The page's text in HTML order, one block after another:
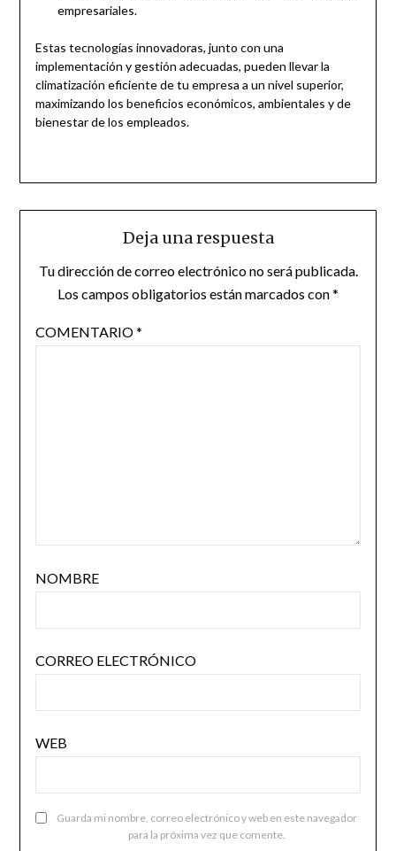
empresariales.
Estas tecnologías innovadoras, junto con una
implementación y gestión adecuadas, pueden llevar la
climatización eficiente de tu empresa a un nivel superior,
maximizando los beneficios económicos, ambientales y de
bienestar de los empleados.
Deja una respuesta
Tu dirección de correo electrónico no será publicada.
Los campos obligatorios están marcados con*
COMENTARIO*
NOMBRE
CORREO ELECTRÓNICO
WEB
Guarda mi nombre, correo electrónico y web en este navegador
para la próxima vez que comente.